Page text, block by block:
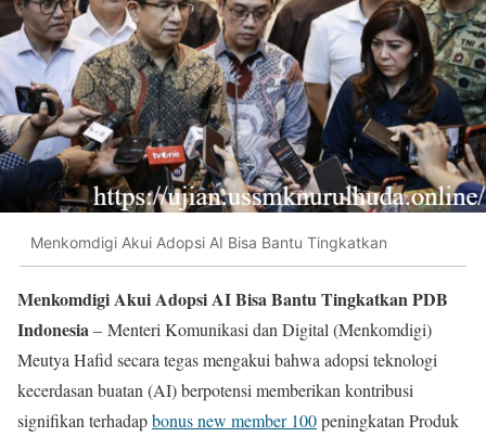
Menkomdigi Akui Adopsi AI Bisa Bantu Tingkatkan
Menkomdigi Akui Adopsi AI Bisa Bantu Tingkatkan PDB
Indonesia– Menteri Komunikasi dan Digital (Menkomdigi)
Meutya Hafid secara tegas mengakui bahwa adopsi teknologi
kecerdasan buatan (AI) berpotensi memberikan kontribusi
signifikan terhadapbonus new member 100peningkatan Produk